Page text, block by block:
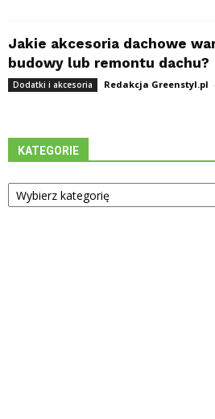
Jakie akcesoria dachowe
budowy lub remontu dachu?
Dodatki i akcesoria Redakcja Greenstyl.pl -
KATEGORIE
Kategorie